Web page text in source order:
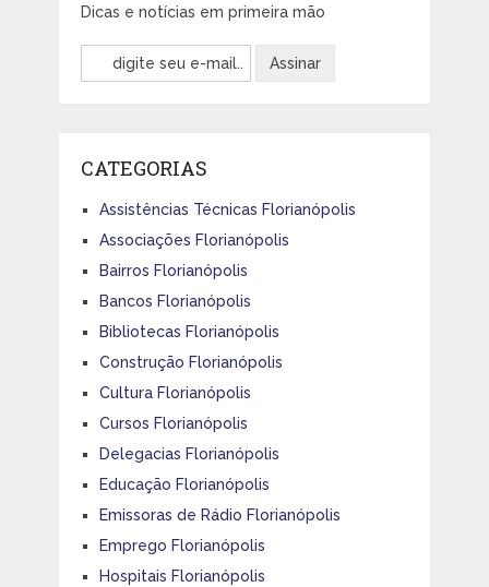
Dicas e notícias em primeira mão
CATEGORIAS
Assistências Técnicas Florianópolis
Associações Florianópolis
Bairros Florianópolis
Bancos Florianópolis
Bibliotecas Florianópolis
Construção Florianópolis
Cultura Florianópolis
Cursos Florianópolis
Delegacias Florianópolis
Educação Florianópolis
Emissoras de Rádio Florianópolis
Emprego Florianópolis
Hospitais Florianópolis